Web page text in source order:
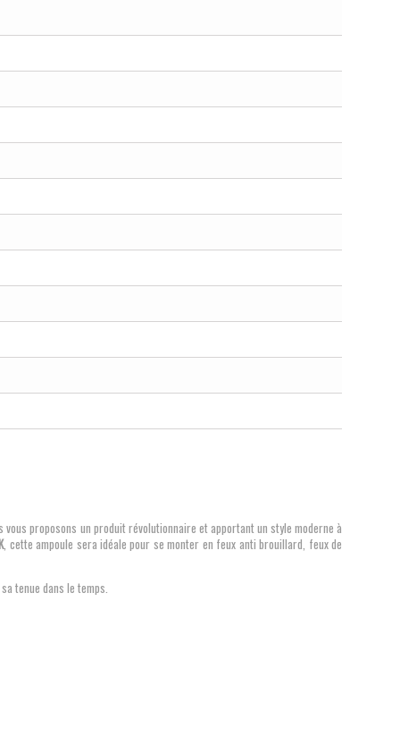
proposons un produit révolutionnaire et apportant un style moderne à
, cette ampoule sera idéale pour se monter en feux anti brouillard, feux de
tenue dans le temps.